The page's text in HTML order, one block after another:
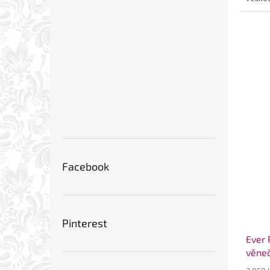
Facebook
Pinterest
Ever